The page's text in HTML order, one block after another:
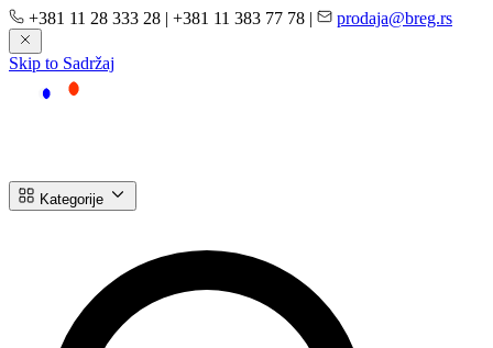
+381 11 28 333 28 | +381 11 383 77 78 | prodaja@breg.rs
Skip to Sadržaj
Kategorije